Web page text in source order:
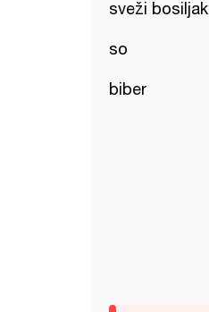
sveži bosiljak
so
biber